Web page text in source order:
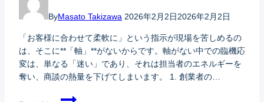
ByMasato Takizawa 2026年2月2日2026年2月2日
「お客様に合わせて柔軟に」という指示が現場を苦しめるの
は、そこに**「軸」**がないからです。軸がない中での臨機応
変は、単なる「迷い」であり、それは担当者のエネルギーを
奪い、商談の熱量を下げてしまいます。 1. 創業者の…